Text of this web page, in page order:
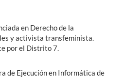
en Derecho de la
y activista transfeminista.
por el Distrito 7.
de Ejecución en Informática de